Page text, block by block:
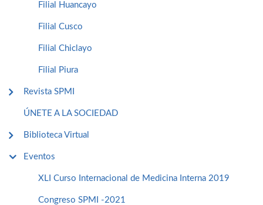
Filial Huancayo
Filial Cusco
Filial Chiclayo
Filial Piura
Revista SPMI
ÚNETE A LA SOCIEDAD
Biblioteca Virtual
Eventos
XLI Curso Internacional de Medicina Interna 2019
Congreso SPMI -2021